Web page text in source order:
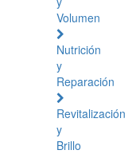
Volumen
Nutrición
y
Reparación
Revitalización
y
Brillo